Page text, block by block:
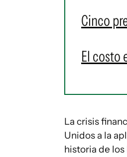
Cinco
El costo
La crisis
Unidos a la
historia de